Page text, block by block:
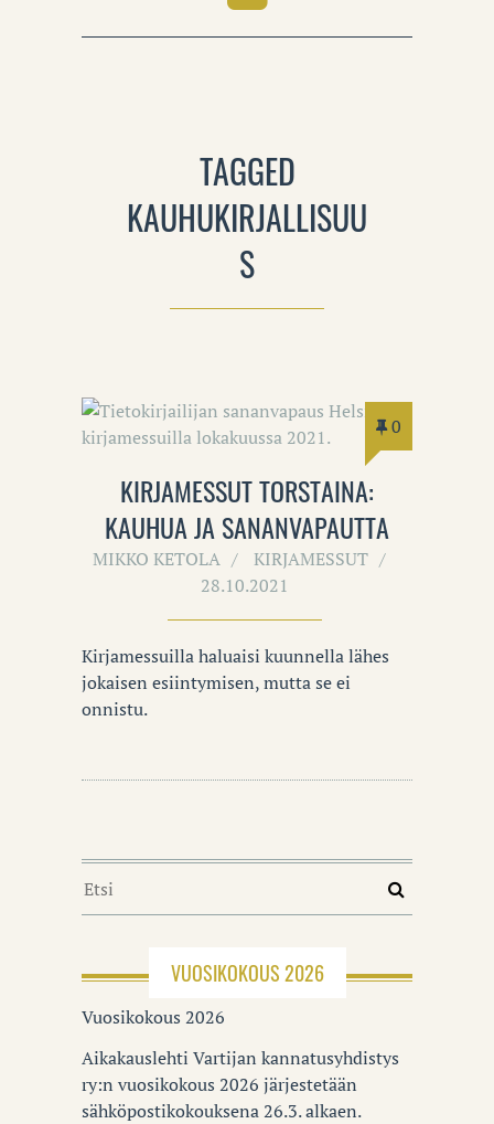
TAGGED
KAUHUKIRJALLISUU
S
0
KIRJAMESSUT TORSTAINA:
KAUHUA JA SANANVAPAUTTA
MIKKO KETOLA
KIRJAMESSUT
28.10.2021
Kirjamessuilla haluaisi kuunnella lähes
jokaisen esiintymisen, mutta se ei
onnistu.
VUOSIKOKOUS 2026
Vuosikokous 2026
Aikakauslehti Vartijan kannatusyhdistys
ry:n vuosikokous 2026 järjestetään
sähköpostikokouksena 26.3. alkaen.